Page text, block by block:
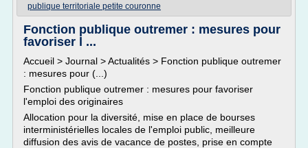
publique territoriale petite couronne
Fonction publique outremer : mesures pour
favoriser l ...
Accueil > Journal > Actualités > Fonction publique outremer
: mesures pour (...)
Fonction publique outremer : mesures pour favoriser
l'emploi des originaires
Allocation pour la diversité, mise en place de bourses
interministérielles locales de l'emploi public, meilleure
diffusion des avis de vacance de postes, prise en compte